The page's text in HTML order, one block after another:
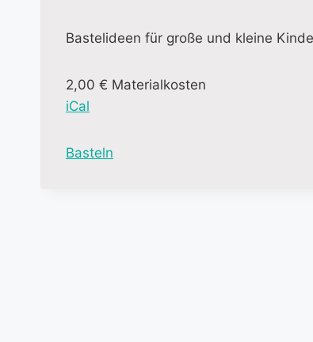
Bastelideen für große und kleine
2,00 € Materialkosten
iCal
M
Basteln